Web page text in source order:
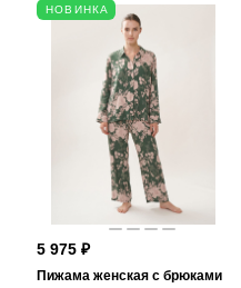
НОВИНКА
5 975 ₽
Пижама женская с брюками